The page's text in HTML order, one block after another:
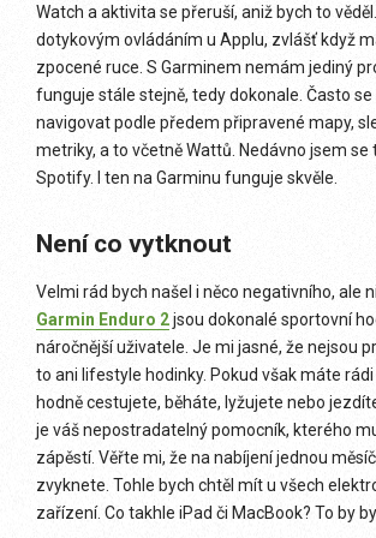
Watch a aktivita se přeruší, aniž bych to
dotykovým ovládáním u Applu, zvlášť když
zpocené ruce. S Garminem nemám jediný
funguje stále stejně, tedy dokonale. Často
navigovat podle předem připravené mapy,
metriky, a to včetně Wattů. Nedávno jsem se
Spotify. I ten na Garminu funguje skvěle.
Není co vytknout
Velmi rád bych našel i něco negativního, ale
Garmin Enduro 2jsou dokonalé sportovní
náročnější uživatele. Je mi jasné, že nejsou
to ani lifestyle hodinky. Pokud však máte
hodně cestujete, běháte, lyžujete nebo
je váš nepostradatelný pomocník, kterého
zápěstí. Věřte mi, že na nabíjení jednou
zvyknete. Tohle bych chtěl mít u všech
zařízení. Co takhle iPad či MacBook? To by